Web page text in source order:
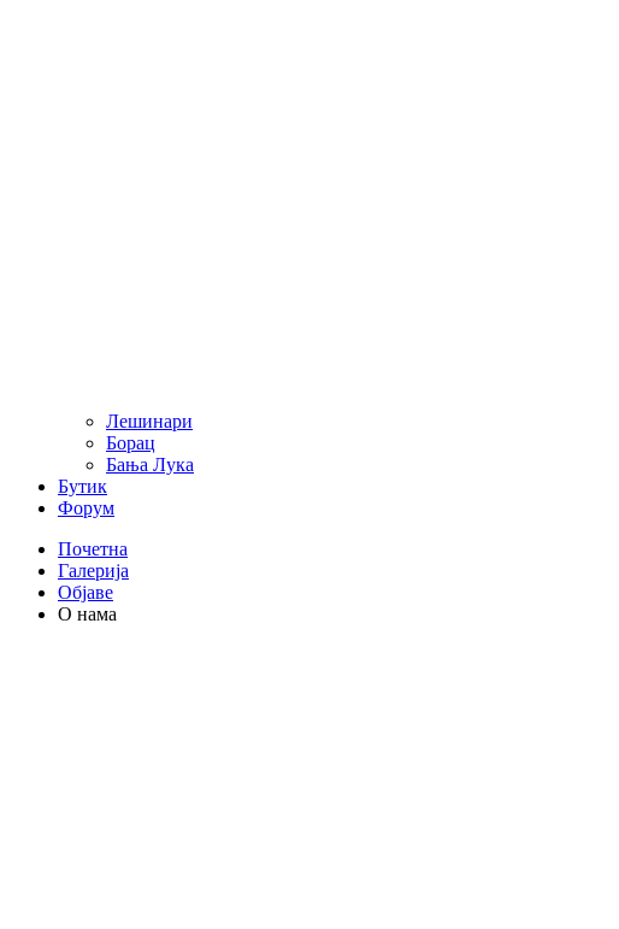
Лешинари
Борац
Бања Лука
Бутик
Форум
Почетна
Галерија
Објаве
О нама